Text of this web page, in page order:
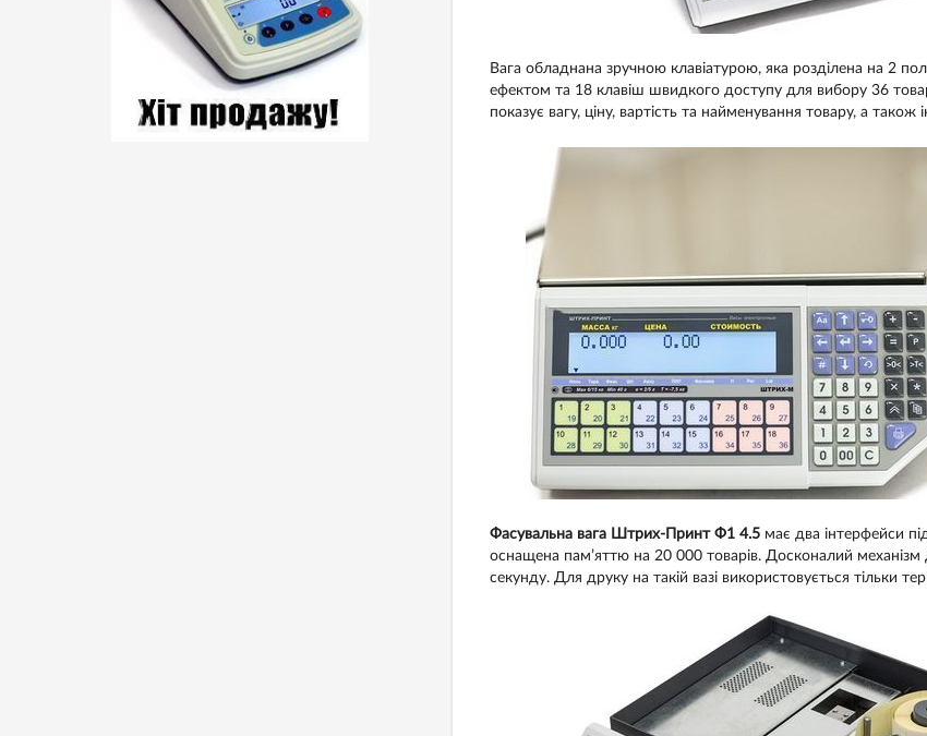
Вага обладнана зручною клавіатурою, яка розділена на 2
ефектом та 18 клавіш швидкого доступу для вибору 36
показує вагу, ціну, вартість та найменування товару, а
Фасувальна вага Штрих-Принт Ф1 4.5має два інтерфейси
оснащена пам’яттю на 20 000 товарів. Досконалий
секунду. Для друку на такій вазі використовується тільки